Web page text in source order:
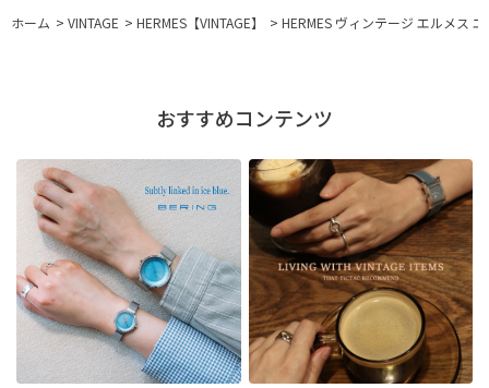
ホーム > VINTAGE > HERMES【VINTAGE】 > HERMES ヴィンテージ エルメス
おすすめコンテンツ